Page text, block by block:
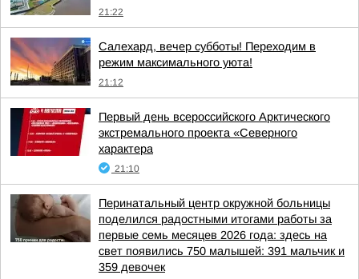
21:22
Салехард, вечер субботы! Переходим в
режим максимального уюта!
21:12
Первый день всероссийского Арктического
экстремального проекта «Северного
характера
21:10
Перинатальный центр окружной больницы
поделился радостными итогами работы за
первые семь месяцев 2026 года: здесь на
свет появились 750 малышей: 391 мальчик и
359 девочек